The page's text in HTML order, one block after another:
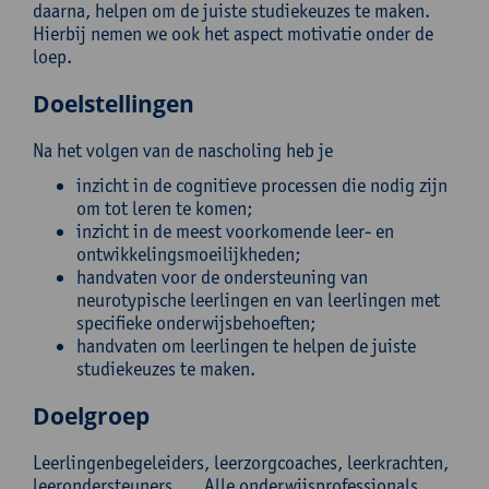
daarna, helpen om de juiste studiekeuzes te maken.
Hierbij nemen we ook het aspect motivatie onder de
loep.
Doelstellingen
Na het volgen van de nascholing heb je
inzicht in de cognitieve processen die nodig zijn
om tot leren te komen;
inzicht in de meest voorkomende leer- en
ontwikkelingsmoeilijkheden;
handvaten voor de ondersteuning van
neurotypische leerlingen en van leerlingen met
specifieke onderwijsbehoeften;
handvaten om leerlingen te helpen de juiste
studiekeuzes te maken.
Doelgroep
Leerlingenbegeleiders, leerzorgcoaches, leerkrachten,